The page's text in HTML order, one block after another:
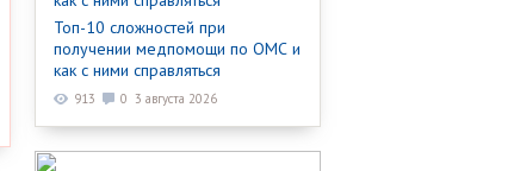
Топ-10 сложностей при
получении медпомощи по ОМС и
как с ними справляться
913 0 3 августа 2026